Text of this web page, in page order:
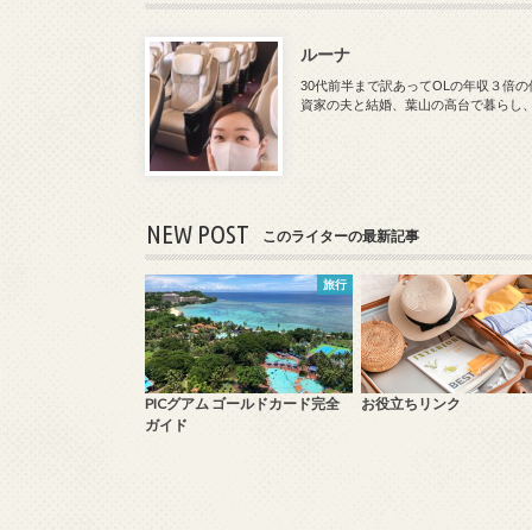
ルーナ
30代前半まで訳あってOLの年収３倍
資家の夫と結婚、葉山の高台で暮らし
NEW POST このライターの最新記事
旅行
PICグアム ゴールドカード完全
ガイド
お役立ちリンク